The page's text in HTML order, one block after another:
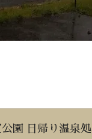
園 日帰り温泉処